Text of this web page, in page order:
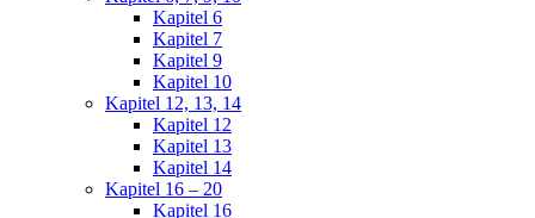
Kapitel 6
Kapitel 7
Kapitel 9
Kapitel 10
Kapitel 12, 13, 14
Kapitel 12
Kapitel 13
Kapitel 14
Kapitel 16 – 20
Kapitel 16